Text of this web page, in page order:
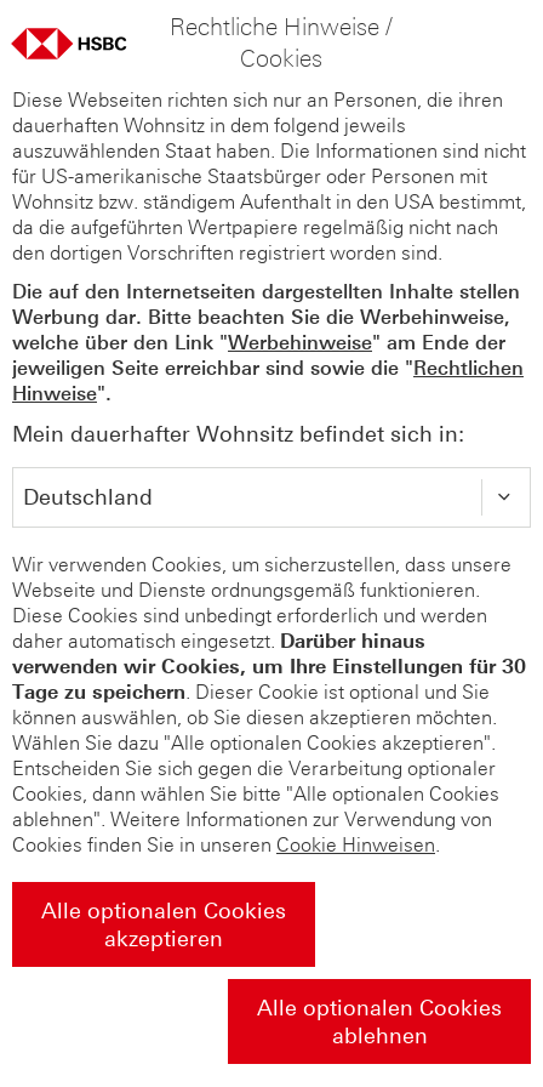
Rechtliche Hinweise /
Cookies
Diese Webseiten richten sich nur an Personen, die ihren
dauerhaften Wohnsitz in dem folgend jeweils
auszuwählenden Staat haben. Die Informationen sind nicht
für US-amerikanische Staatsbürger oder Personen mit
Wohnsitz bzw. ständigem Aufenthalt in den USA bestimmt,
da die aufgeführten Wertpapiere regelmäßig nicht nach
den dortigen Vorschriften registriert worden sind.
Die auf den Internetseiten dargestellten Inhalte stellen
Werbung dar. Bitte beachten Sie die Werbehinweise,
welche über den Link "Werbehinweise" am Ende der
jeweiligen Seite erreichbar sind sowie die "Rechtlichen
Hinweise".
Mein dauerhafter Wohnsitz befindet sich in:
Wir verwenden Cookies, um sicherzustellen, dass unsere
Webseite und Dienste ordnungsgemäß funktionieren.
Diese Cookies sind unbedingt erforderlich und werden
daher automatisch eingesetzt. Darüber hinaus
verwenden wir Cookies, um Ihre Einstellungen für 30
Tage zu speichern. Dieser Cookie ist optional und Sie
können auswählen, ob Sie diesen akzeptieren möchten.
Wählen Sie dazu "Alle optionalen Cookies akzeptieren".
Entscheiden Sie sich gegen die Verarbeitung optionaler
Cookies, dann wählen Sie bitte "Alle optionalen Cookies
ablehnen". Weitere Informationen zur Verwendung von
Cookies finden Sie in unseren Cookie Hinweisen.
Alle optionalen Cookies
akzeptieren
Alle optionalen Cookies
ablehnen